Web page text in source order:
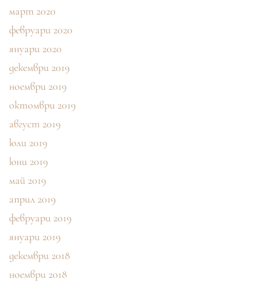
март 2020
февруари 2020
януари 2020
декември 2019
ноември 2019
октомври 2019
август 2019
юли 2019
юни 2019
май 2019
април 2019
февруари 2019
януари 2019
декември 2018
ноември 2018